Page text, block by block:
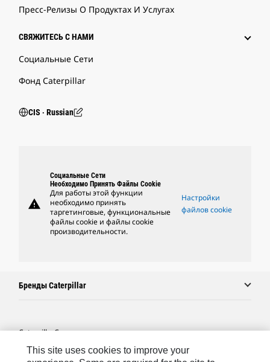
Пресс-Релизы О Продуктах И Услугах
СВЯЖИТЕСЬ С НАМИ
Социальные Сети
Фонд Caterpillar
CIS ‧ Russian
warning
Социальные Сети
Необходимо Принять Файлы Cookie
Для работы этой функции
необходимо принять
таргетинговые, функциональные
файлы cookie и файлы cookie
производительности.
Настройки
файлов cookie
Бренды Caterpillar
Caterpillar.com
Связаться С Caterpillar
This site uses cookies to improve your